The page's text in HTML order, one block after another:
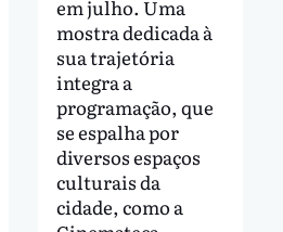
em julho. Uma
mostra dedicada à
sua trajetória
integra a
programação, que
se espalha por
diversos espaços
culturais da
cidade, como a